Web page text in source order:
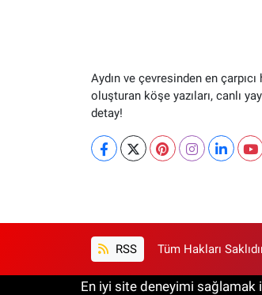
Aydın ve çevresinden en
oluşturan köşe yazıları, canlı
detay!
RSS Tüm Hakları
En iyi site deneyimi sağlamak